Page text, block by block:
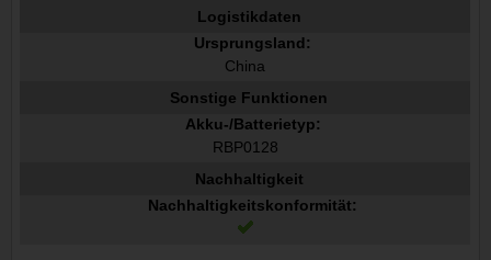
Logistikdaten
Ursprungsland:
China
Sonstige Funktionen
Akku-/Batterietyp:
RBP0128
Nachhaltigkeit
Nachhaltigkeitskonformität: